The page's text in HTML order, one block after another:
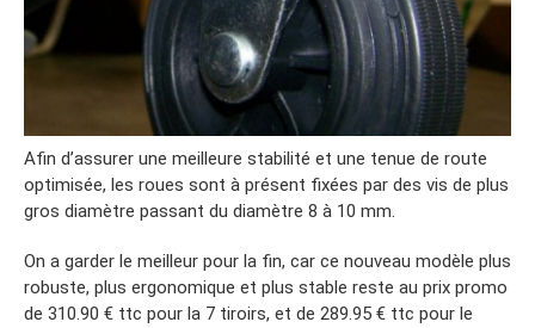
Afin d’assurer une meilleure stabilité et une tenue de route
optimisée, les roues sont à présent fixées par des vis de plus
gros diamètre passant du diamètre 8 à 10 mm.
On a garder le meilleur pour la fin, car ce nouveau modèle plus
robuste, plus ergonomique et plus stable reste au prix promo
de 310.90 € ttc pour la 7 tiroirs, et de 289.95 € ttc pour le